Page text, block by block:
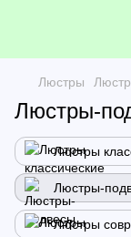
Люстры
Люстры-
Люстры
Люстры-
Люстры